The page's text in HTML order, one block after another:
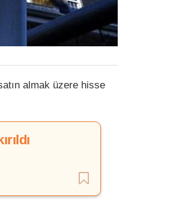
almak üzere hisse